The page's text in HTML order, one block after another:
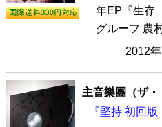
年EP『生存
グルーフ 農
2012
主音樂團（ザ・
『堅持 初回